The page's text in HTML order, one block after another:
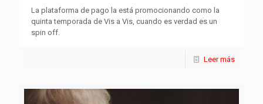
La plataforma de pago la está promocionando como la
quinta temporada de Vis a Vis, cuando es verdad es un
spin off.
Leer más